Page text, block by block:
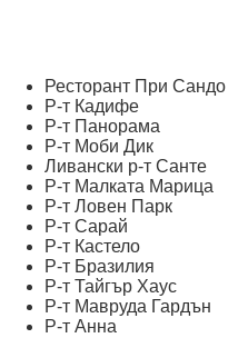
Ресторант При Сандо
Р-т Кадифе
Р-т Панорама
Р-т Моби Дик
Ливански р-т Санте
Р-т Малката Марица
Р-т Ловен Парк
Р-т Сарай
Р-т Кастело
Р-т Бразилия
Р-т Тайгър Хаус
Р-т Мавруда Гардън
Р-т Анна